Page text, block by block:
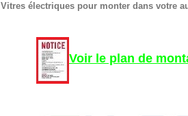
Vitres électriques pour monter dans votre
Voir le plan de